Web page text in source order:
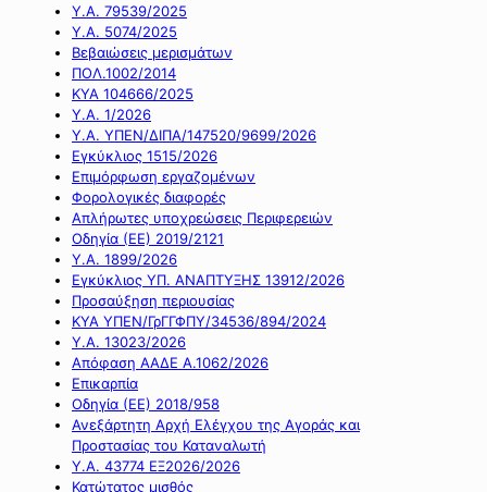
Υ.Α. 79539/2025
Υ.Α. 5074/2025
Βεβαιώσεις μερισμάτων
ΠΟΛ.1002/2014
ΚΥΑ 104666/2025
Υ.Α. 1/2026
Υ.Α. ΥΠΕΝ/ΔΙΠΑ/147520/9699/2026
Εγκύκλιος 1515/2026
Επιμόρφωση εργαζομένων
Φορολογικές διαφορές
Απλήρωτες υποχρεώσεις Περιφερειών
Οδηγία (ΕΕ) 2019/2121
Υ.Α. 1899/2026
Εγκύκλιος ΥΠ. ΑΝΑΠΤΥΞΗΣ 13912/2026
Προσαύξηση περιουσίας
ΚΥΑ ΥΠΕΝ/ΓρΓΓΦΠΥ/34536/894/2024
Υ.Α. 13023/2026
Απόφαση ΑΑΔΕ Α.1062/2026
Επικαρπία
Οδηγία (ΕΕ) 2018/958
Ανεξάρτητη Αρχή Ελέγχου της Αγοράς και
Προστασίας του Καταναλωτή
Υ.Α. 43774 ΕΞ2026/2026
Κατώτατος μισθός